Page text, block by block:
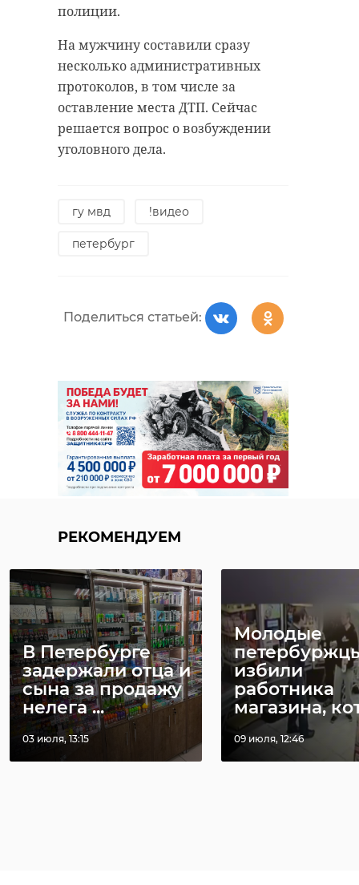
полиции.
На мужчину составили сразу
несколько административных
протоколов, в том числе за
оставление места ДТП. Сейчас
решается вопрос о возбуждении
уголовного дела.
гу мвд !видео
петербург
Поделиться статьей:
РЕКОМЕНДУЕМ
В Петербурге
задержали отца и
сына за продажу
нелега ...
03 июля, 13:15
Молодые
избили
работника
магазина,
09 июля, 12:46